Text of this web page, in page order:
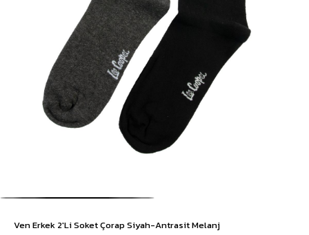
Ven Erkek 2'Li Soket Çorap Siyah-Antrasit Melanj